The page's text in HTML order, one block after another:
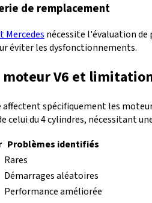
de remplacement
Mercedes nécessite l'évaluation de
éviter les dysfonctionnements.
V6 et
spécifiquement les
celui du 4 cylindres, nécessitant
Problèmes identifiés
Rares
Démarrages aléatoires
Performance améliorée